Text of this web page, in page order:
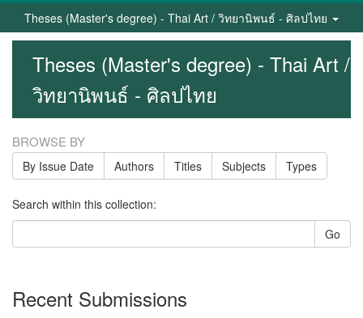
Theses (Master's degree) - Thai Art / วิทยานิพนธ์ - ศิลปไทย
Theses (Master's degree) - Thai Art /
วิทยานิพนธ์ - ศิลปไทย
BROWSE BY
By Issue Date Authors Titles Subjects Types
Search within this collection:
Go
Recent Submissions